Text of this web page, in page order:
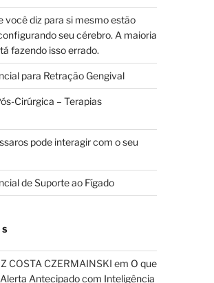
você diz para si mesmo estão
seu cérebro. A maioria
fazendo isso errado.
para Retração Gengival
Cirúrgica – Terapias
pode interagir com o seu
de Suporte ao Fígado
COSTA CZERMAINSKI em O que
Antecipado com Inteligência